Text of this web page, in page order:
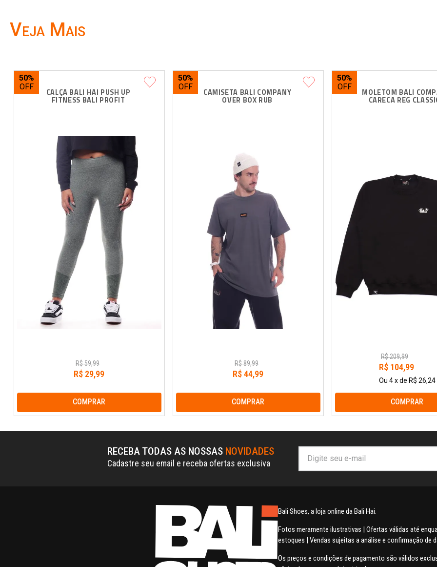
Veja Mais
CALÇA BALI HAI PUSH UP
FITNESS BALI PROFIT
50%
R$59,99
R$ 29,99
COMPRAR
CAMISETA BALI COMPANY
OVER BOX RUB
50%
R$89,99
R$ 44,99
COMPRAR
MOLETOM BALI
CARECA REG
50%
R$209,99
R$ 104,99
Ou 4xde R$ 26,24
COMPRAR
RECEBA TODAS AS NOSSAS NOVIDADES
Cadastre seu email e receba ofertas exclusiva
Bali Shoes, a loja online da Bali Hai.
Fotos meramente ilustrativas | Ofertas válidas até
estoques | Vendas sujeitas a análise e confirmação de
Os preços e condições de pagamento são válidos